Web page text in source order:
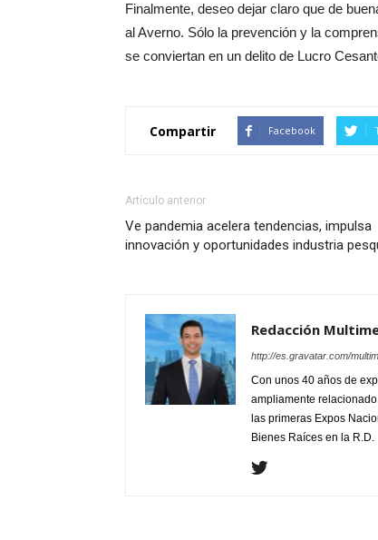
Finalmente, deseo dejar claro que de
al Averno. Sólo la prevención y la
se conviertan en un delito de Lucro
Compartir Facebook
Artículo anterior
Ve pandemia acelera tendencias, impulsa
innovación y oportunidades industria
Redacción
http://es.gravatar.com/
Con unos 40 años de
ampliamente
las primeras Expos
Bienes Raíces en la R.D.